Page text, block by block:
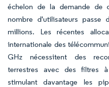
échelon de la demande de
nombre d'utilisateurs
millions. Les récentes
internationale des
GHz nécessitent des
terrestres avec des filtres
stimulant davantage les